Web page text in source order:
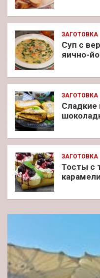
ЗАГОТОВКА
Суп с
яично-
ЗАГОТОВКА
Сладкие
ЗАГОТОВКА
Тосты с